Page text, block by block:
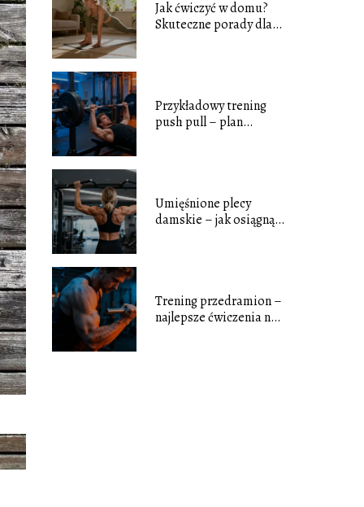
Jak ćwiczyć w domu?
Skuteczne porady dla
Przykładowy trening
push pull – plan
Umięśnione plecy
damskie – jak osiągnąć
Trening przedramion –
najlepsze ćwiczenia na